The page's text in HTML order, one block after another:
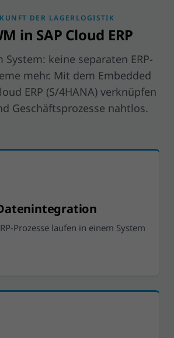
DER LAGERLOGISTIK
in SAP Cloud ERP
System: keine separaten ERP-
mehr. Mit dem Embedded
ERP (S/4HANA) verknüpfen
Geschäftsprozesse nahtlos.
Prozesse laufen in einem System